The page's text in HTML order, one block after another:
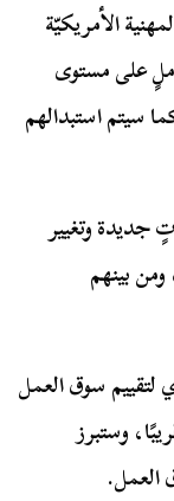
المهنية الأمريكيّة
أنَّ 800 مليون عاملٍ على مستوى
وظائفهم بحلول عام 2030، كما سيتم استبدالهم
جديدة وتغيير
بينهم
سوق العمل
وستبرز
العمل.